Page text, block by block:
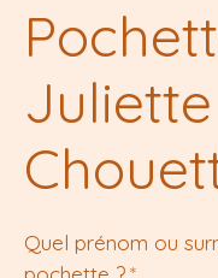
Quel prénom ou